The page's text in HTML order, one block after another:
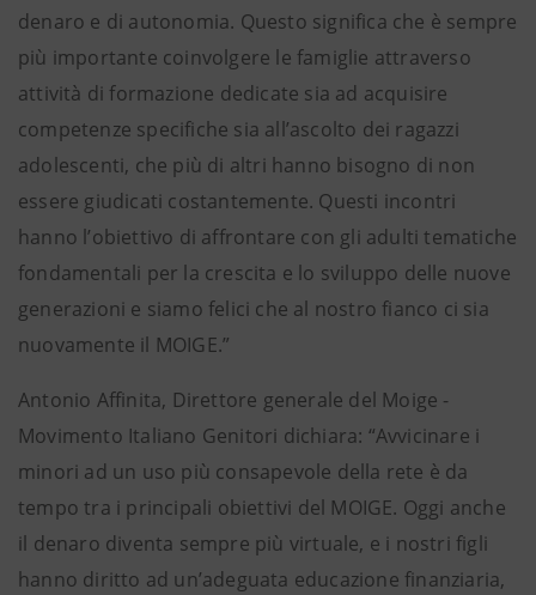
denaro e di autonomia. Questo significa che è sempre
più importante coinvolgere le famiglie attraverso
attività di formazione dedicate sia ad acquisire
competenze specifiche sia all’ascolto dei ragazzi
adolescenti, che più di altri hanno bisogno di non
essere giudicati costantemente. Questi incontri
hanno l’obiettivo di affrontare con gli adulti tematiche
fondamentali per la crescita e lo sviluppo delle nuove
generazioni e siamo felici che al nostro fianco ci sia
nuovamente il MOIGE.”
Antonio Affinita, Direttore generale del Moige -
Movimento Italiano Genitori dichiara: “Avvicinare i
minori ad un uso più consapevole della rete è da
tempo tra i principali obiettivi del MOIGE. Oggi anche
il denaro diventa sempre più virtuale, e i nostri figli
hanno diritto ad un’adeguata educazione finanziaria,